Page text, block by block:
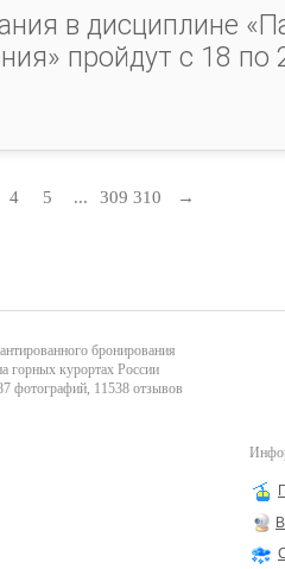
в дисциплине
пройдут с 18 по
4 5 ... 309 310 →
бронирования
горных курортах России
фотографий, 11538 отзывов